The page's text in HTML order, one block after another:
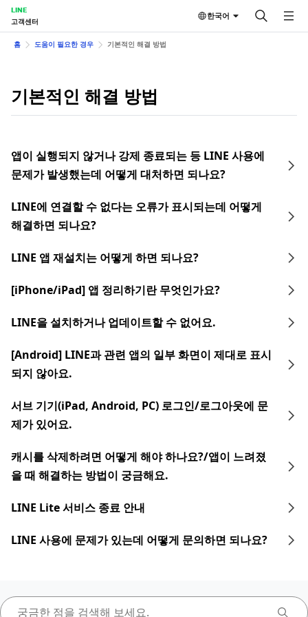
LINE
고객센터
한국어
홈 도움이 필요한 경우 기본적인 해결 방법
기본적인 해결 방법
앱이 실행되지 않거나 강제 종료되는 등 LINE 사용에
문제가 발생했는데 어떻게 대처하면 되나요?
LINE에 연결할 수 없다는 오류가 표시되는데 어떻게
해결하면 되나요?
LINE 앱 재설치는 어떻게 하면 되나요?
[iPhone/iPad] 앱 정리하기란 무엇인가요?
LINE을 설치하거나 업데이트할 수 없어요.
[Android] LINE과 관련 앱의 일부 화면이 제대로 표시
되지 않아요.
서브 기기(iPad, Android, PC) 로그인/로그아웃에 문
제가 있어요.
캐시를 삭제하려면 어떻게 해야 하나요?/앱이 느려졌
을 때 해결하는 방법이 궁금해요.
LINE Lite 서비스 종료 안내
LINE 사용에 문제가 있는데 어떻게 문의하면 되나요?